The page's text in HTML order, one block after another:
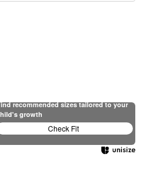
recommended sizes tailored to your
growth
Check Fit